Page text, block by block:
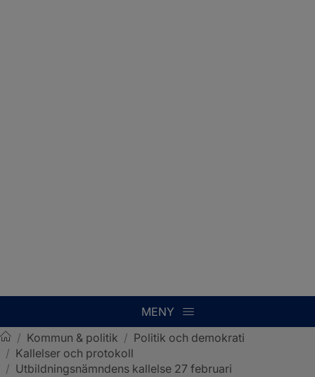
MENY
Sotenäs kommun
/ Kommun & politik / Politik och demokrati
/ Kallelser och protokoll
/ Utbildningsnämndens kallelse 27 februari